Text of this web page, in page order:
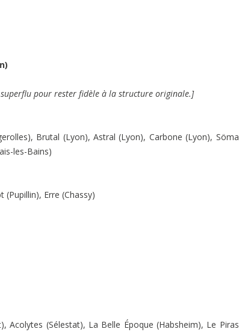
pour rester fidèle à la structure originale.]
Brutal (Lyon), Astral (Lyon), Carbone (Lyon), Söma
les-Bains)
(Pupillin), Erre (Chassy)
Acolytes (Sélestat), La Belle Époque (Habsheim), Le Piras